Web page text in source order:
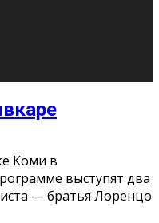
вчера казалось чем-
реальностью.
искусственный